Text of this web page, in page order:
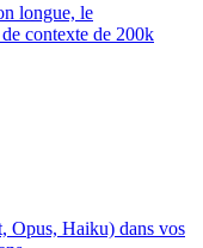
longue, le
contexte de 200k
Opus, Haiku) dans vos